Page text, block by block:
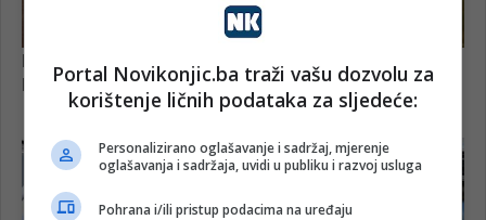
Portal Novikonjic.ba traži vašu dozvolu za
korištenje ličnih podataka za sljedeće:
Personalizirano oglašavanje i sadržaj, mjerenje
oglašavanja i sadržaja, uvidi u publiku i razvoj usluga
Pohrana i/ili pristup podacima na uređaju